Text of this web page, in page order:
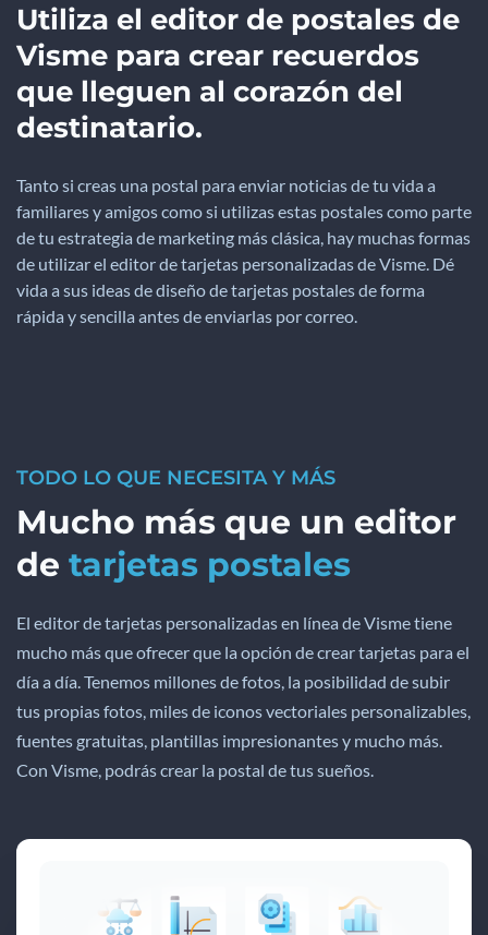
Utiliza el editor de postales de
Visme para crear recuerdos
que lleguen al corazón del
destinatario.
Tanto si creas una postal para enviar noticias de tu vida a
familiares y amigos como si utilizas estas postales como parte
de tu estrategia de marketing más clásica, hay muchas formas
de utilizar el editor de tarjetas personalizadas de Visme. Dé
vida a sus ideas de diseño de tarjetas postales de forma
rápida y sencilla antes de enviarlas por correo.
TODO LO QUE NECESITA Y MÁS
Mucho más que un editor
de tarjetas postales
El editor de tarjetas personalizadas en línea de Visme tiene
mucho más que ofrecer que la opción de crear tarjetas para el
día a día. Tenemos millones de fotos, la posibilidad de subir
tus propias fotos, miles de iconos vectoriales personalizables,
fuentes gratuitas, plantillas impresionantes y mucho más.
Con Visme, podrás crear la postal de tus sueños.